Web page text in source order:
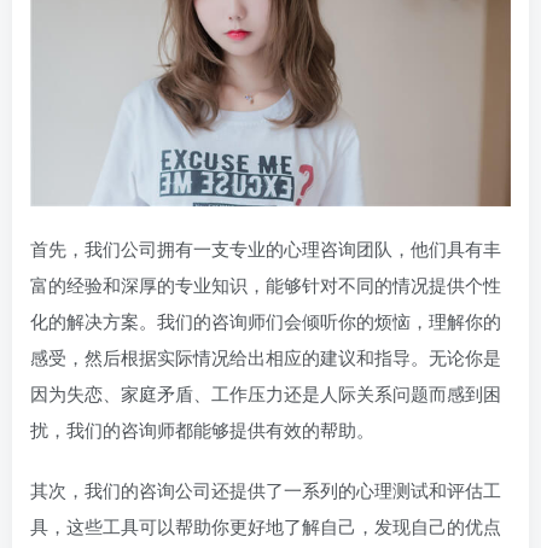
首先，我们公司拥有一支专业的心理咨询团队，他们具有丰
富的经验和深厚的专业知识，能够针对不同的情况提供个性
化的解决方案。我们的咨询师们会倾听你的烦恼，理解你的
感受，然后根据实际情况给出相应的建议和指导。无论你是
因为失恋、家庭矛盾、工作压力还是人际关系问题而感到困
扰，我们的咨询师都能够提供有效的帮助。
其次，我们的咨询公司还提供了一系列的心理测试和评估工
具，这些工具可以帮助你更好地了解自己，发现自己的优点